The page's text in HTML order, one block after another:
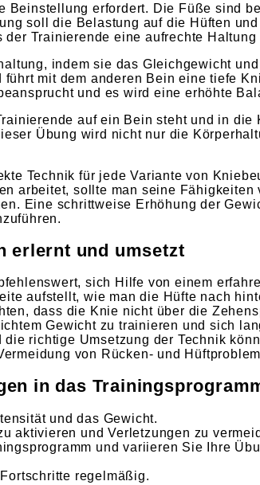
erfordert. Die Füße sind
soll die Belastung auf die Hüften
Trainierende eine aufrechte Haltung
indem sie das Gleichgewicht
mit dem anderen Bein eine tiefe
und es wird eine erhöhte
auf ein Bein steht und in die
Übung wird nicht nur die
Technik für jede Variante von
arbeitet, sollte man seine
Eine schrittweise Erhöhung der
erlernt und umsetzt
sich Hilfe von einem
aufstellt, wie man die Hüfte nach
dass die Knie nicht über die
Gewicht zu trainieren und sich
richtige Umsetzung der Technik
von Rücken- und
in das
und das Gewicht.
aktivieren und Verletzungen zu
und variieren Sie Ihre
regelmäßig.